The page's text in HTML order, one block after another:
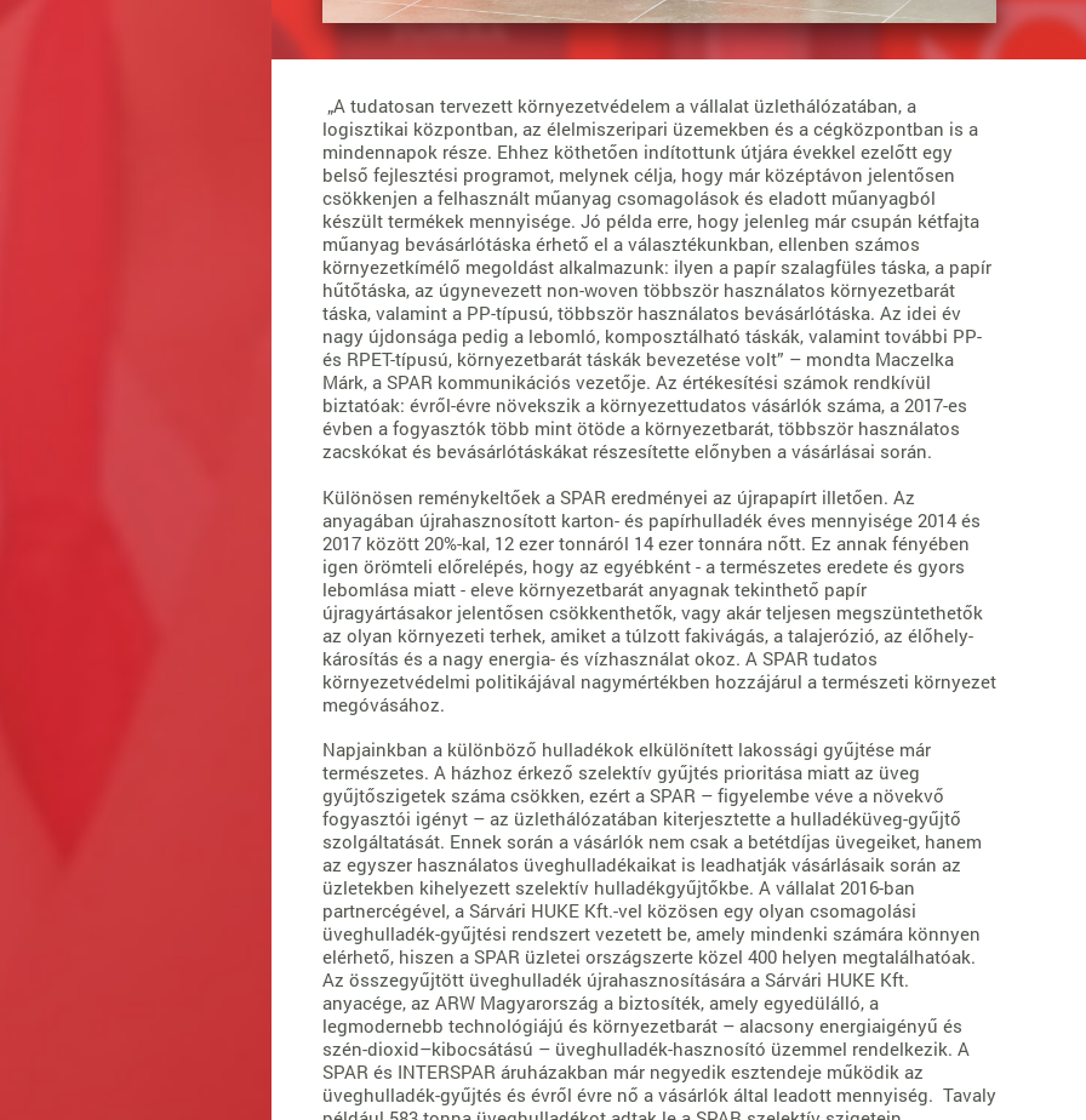
„A tudatosan tervezett környezetvédelem a vállalat üzlethálózatában, a
logisztikai központban, az élelmiszeripari üzemekben és a cégközpontban is a
mindennapok része. Ehhez köthetően indítottunk útjára évekkel ezelőtt egy
belső fejlesztési programot, melynek célja, hogy már középtávon jelentősen
csökkenjen a felhasznált műanyag csomagolások és eladott műanyagból
készült termékek mennyisége. Jó példa erre, hogy jelenleg már csupán kétfajta
műanyag bevásárlótáska érhető el a választékunkban, ellenben számos
környezetkímélő megoldást alkalmazunk: ilyen a papír szalagfüles táska, a papír
hűtőtáska, az úgynevezett non-woven többször használatos környezetbarát
táska, valamint a PP-típusú, többször használatos bevásárlótáska. Az idei év
nagy újdonsága pedig a lebomló, komposztálható táskák, valamint további PP-
és RPET-típusú, környezetbarát táskák bevezetése volt” – mondta Maczelka
Márk, a SPAR kommunikációs vezetője. Az értékesítési számok rendkívül
biztatóak: évről-évre növekszik a környezettudatos vásárlók száma, a 2017-es
évben a fogyasztók több mint ötöde a környezetbarát, többször használatos
zacskókat és bevásárlótáskákat részesítette előnyben a vásárlásai során.
Különösen reménykeltőek a SPAR eredményei az újrapapírt illetően. Az
anyagában újrahasznosított karton- és papírhulladék éves mennyisége 2014 és
2017 között 20%-kal, 12 ezer tonnáról 14 ezer tonnára nőtt. Ez annak fényében
igen örömteli előrelépés, hogy az egyébként - a természetes eredete és gyors
lebomlása miatt - eleve környezetbarát anyagnak tekinthető papír
újragyártásakor jelentősen csökkenthetők, vagy akár teljesen megszüntethetők
az olyan környezeti terhek, amiket a túlzott fakivágás, a talajerózió, az élőhely-
károsítás és a nagy energia- és vízhasználat okoz. A SPAR tudatos
környezetvédelmi politikájával nagymértékben hozzájárul a természeti környezet
megóvásához.
Napjainkban a különböző hulladékok elkülönített lakossági gyűjtése már
természetes. A házhoz érkező szelektív gyűjtés prioritása miatt az üveg
gyűjtőszigetek száma csökken, ezért a SPAR – figyelembe véve a növekvő
fogyasztói igényt – az üzlethálózatában kiterjesztette a hulladéküveg-gyűjtő
szolgáltatását. Ennek során a vásárlók nem csak a betétdíjas üvegeiket, hanem
az egyszer használatos üveghulladékaikat is leadhatják vásárlásaik során az
üzletekben kihelyezett szelektív hulladékgyűjtőkbe. A vállalat 2016-ban
partnercégével, a Sárvári HUKE Kft.-vel közösen egy olyan csomagolási
üveghulladék-gyűjtési rendszert vezetett be, amely mindenki számára könnyen
elérhető, hiszen a SPAR üzletei országszerte közel 400 helyen megtalálhatóak.
Az összegyűjtött üveghulladék újrahasznosítására a Sárvári HUKE Kft.
anyacége, az ARW Magyarország a biztosíték, amely egyedülálló, a
legmodernebb technológiájú és környezetbarát – alacsony energiaigényű és
szén-dioxid–kibocsátású – üveghulladék-hasznosító üzemmel rendelkezik. A
SPAR és INTERSPAR áruházakban már negyedik esztendeje működik az
üveghulladék-gyűjtés és évről évre nő a vásárlók által leadott mennyiség. Tavaly